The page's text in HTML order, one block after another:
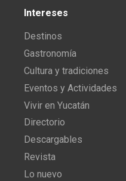
Intereses
Destinos
Gastronomía
Cultura y tradiciones
Eventos y Actividades
Vivir en Yucatán
Directorio
Descargables
Revista
Lo nuevo